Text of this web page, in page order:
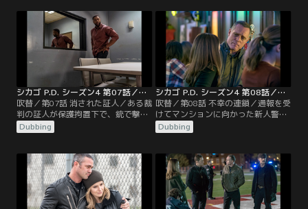
が効き目はモルヒネの100倍とも言
われているフェンタニルがヘロイン
に混ぜて売られていたらしい。値段
が安いことから若者が安易に手を出
し、強い作用であっという間に死に
を発見する。実はマッコイはオリン
スキーの10年来の知人で、半年前に
起こした事故を機に、それまでの生
き方を改めたという。
シカゴ P.D. シーズン4 第07話／吹替
吹替／第07話 消された証人／ある裁
判の証人が保護拘置下で、銃で撃た
れて殺害された。殺されたのはスー
ダン出身のタリクという男性。大富
が、2年前に女性の遺体を遺棄した
のを目撃した唯一の証人だった。オ
リバーにはほかに4件ものレイプの
容疑もかかっている。
Dubbing
シカゴ P.D. シーズン4 第08話／吹替
吹替／第08話 不幸の連鎖／通報を受
けてマンションに向かった新人警官
アンソニーが現場で射殺される。特
捜班は8階のベランダで薬莢を発
は、まるで処刑のようだった。早速
捜査に当たる特捜班は、警官が狙わ
れたことから警察を脅迫していた者
の中に犯人がいると推測する。
Dubbing